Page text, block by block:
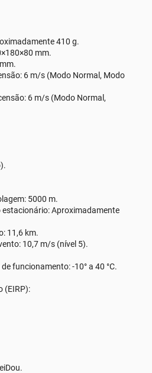
410 g.
mm.
6 m/s (Modo Normal, Modo
6 m/s (Modo Normal,
5000 m.
estacionário: Aproximadamente
11,6 km.
10,7 m/s (nível 5).
funcionamento: -10° a 40 °C.
(EIRP):